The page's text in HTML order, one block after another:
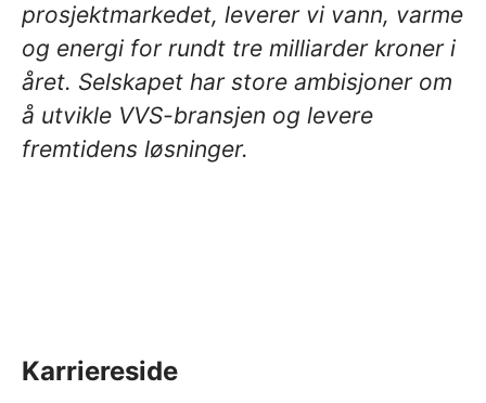
prosjektmarkedet, leverer vi vann, varme
og energi for rundt tre milliarder kroner i
året. Selskapet har store ambisjoner om
å utvikle VVS-bransjen og levere
fremtidens løsninger.
Karriereside